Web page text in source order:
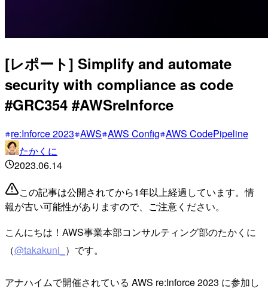
[レポート] Simplify and automate
security with compliance as code
#GRC354 #AWSreInforce
re:Inforce 2023 AWS AWS Config AWS CodePipeline
たかくに
2023.06.14
この記事は公開されてから1年以上経過しています。情
報が古い可能性がありますので、ご注意ください。
こんにちは！AWS事業本部コンサルティング部のたかくに
（@takakuni_ ）です。
アナハイムで開催されている AWS re:Inforce 2023 に参加し